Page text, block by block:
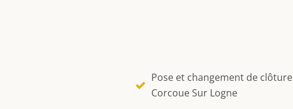
Pose et changement de clôture
Corcoue Sur Logne